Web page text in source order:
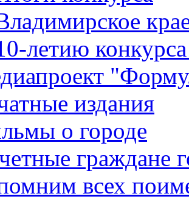
летию
издания
о городе
граждане
всех